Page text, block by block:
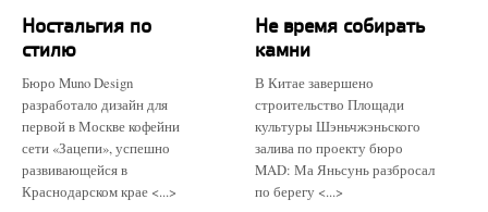
Ностальгия по
стилю
Бюро Muno Design
разработало дизайн для
первой в Москве кофейни
сети «Зацепи», успешно
развивающейся в
Краснодарском крае <...>
Не время собирать
камни
В Китае завершено
строительство Площади
культуры Шэньчжэньского
залива по проекту бюро
MAD: Ма Яньсунь разбросал
по берегу <...>